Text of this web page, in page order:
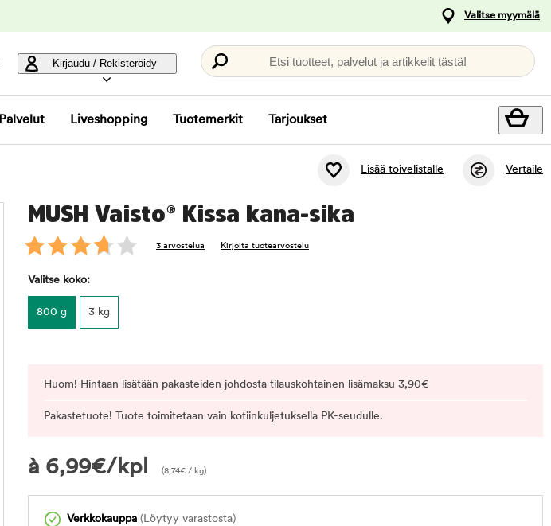
Valitse myymälä
Kirjaudu / Rekisteröidy Etsi tuotteet, palvelut ja artikkelit tästä!
Palvelut Liveshopping Tuotemerkit Tarjoukset
Lisää toivelistalle Vertaile
MUSH Vaisto® Kissa kana-sika
3 arvostelua Kirjoita tuotearvostelu
Valitse koko:
800 g 3 kg
Huom! Hintaan lisätään pakasteiden johdosta tilauskohtainen lisämaksu 3,90€
Pakastetuote! Tuote toimitetaan vain kotiinkuljetuksella PK-seudulle.
à 6,99€/kpl (8,74€ / kg)
Verkkokauppa (Löytyy varastosta)